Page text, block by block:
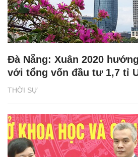
THỜI SỰ
Đà Nẵng: Xuân 2020
với tổng vốn đầu tư 1,7 tỉ